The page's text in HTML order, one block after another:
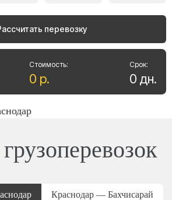
перевозку
Стоимость:
0 р.
Срок:
0 дн.
Краснодар — Бахчисарай